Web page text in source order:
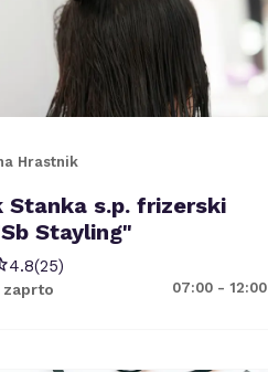
Hrastnik
Stanka s.p. frizerski
Stayling"
4.8(25)
07:00 - 12:00